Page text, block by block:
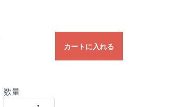
カートに入れる
数量